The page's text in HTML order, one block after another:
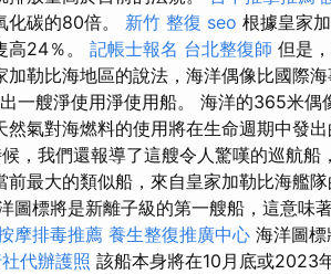
化碳的80倍。 新竹 整復 seo 根據皇家
高24％。 記帳士報名 台北整復師 但是
加勒比海地區的說法，海洋偶像比國際
一艘淨使用淨使用船。 海洋的365米偶
然氣對海燃料的使用將在生命週期中發
，我們還報導了這艘令人驚嘆的巡航
前最大的類似船，來自皇家加勒比海艦隊
圖標將是新離子級的第一艘船，這意味
摩排毒推薦 養生整復推廣中心 海洋圖標
代辦護照 該船本身將在10月底或2023